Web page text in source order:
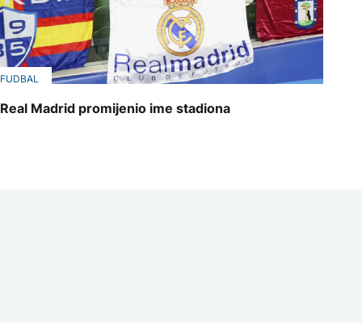
FUDBAL
Real Madrid promijenio ime stadiona